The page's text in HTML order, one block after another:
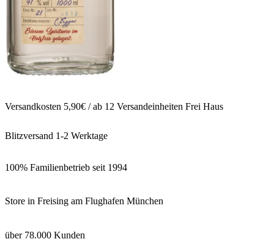
Versandkosten 5,90€ / ab 12 Versandeinheiten Frei Haus
Blitzversand 1-2 Werktage
100% Familienbetrieb seit 1994
Store in Freising am Flughafen München
über 78.000 Kunden